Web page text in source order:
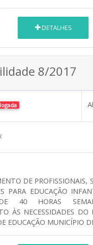
DETALHES
8/2017
DE PROFISSIONAIS,
PARA EDUCAÇÃO
40 HORAS
ÀS NECESSIDADES DO
EDUCAÇÃO MUNICÍPIO